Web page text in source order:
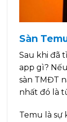
Sàn
Sau khi đã
app gì?
sàn TMĐT
nhất đó là
Temu là sự